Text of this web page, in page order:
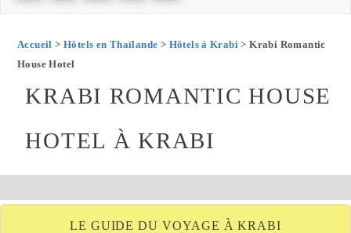
Accueil > Hôtels en Thaïlande > Hôtels à Krabi > Krabi Romantic
House Hotel
KRABI ROMANTIC HOUSE
HOTEL À KRABI
LE GUIDE DU VOYAGE À KRABI